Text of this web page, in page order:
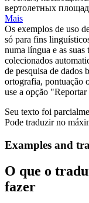
вертолетных
Mais
Os exemplos de uso
só para fins
numa língua e as suas
colecionados
de pesquisa de dados
ortografia, pontuação
use a opção
Seu texto foi
Pode traduzir no
Examples and
O que o
fazer